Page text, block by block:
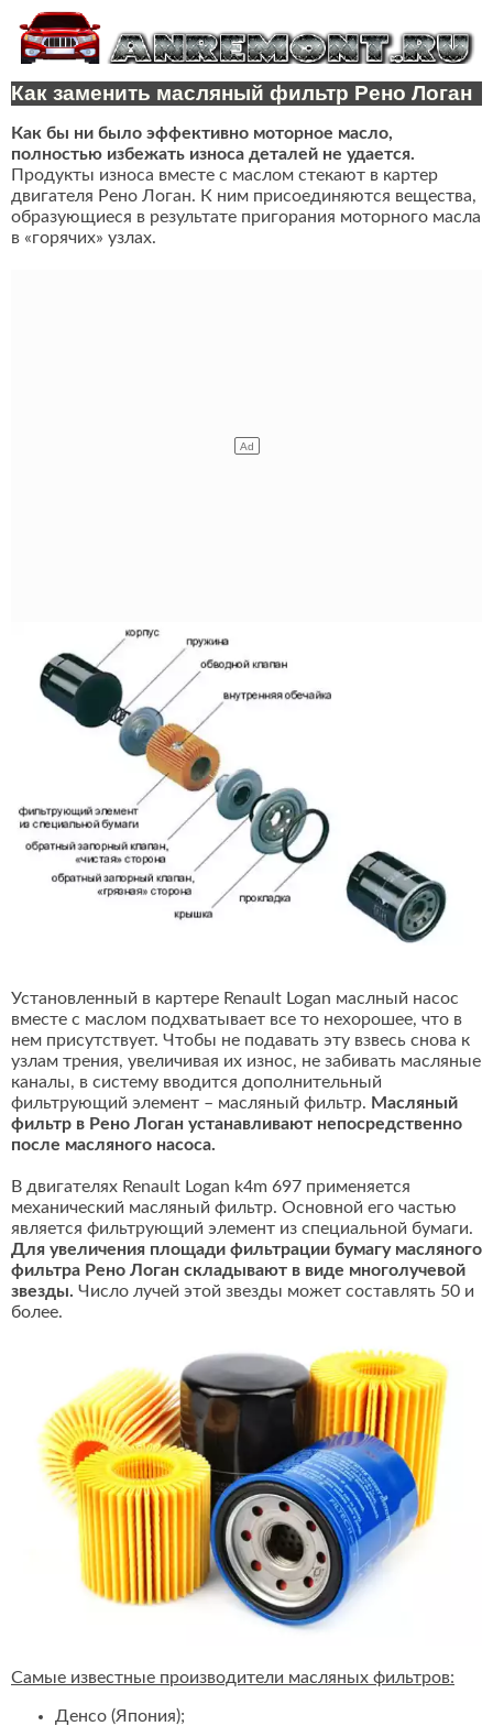
Как заменить масляный фильтр Рено Логан
Как бы ни было эффективно моторное масло,
полностью избежать износа деталей не удается.
Продукты износа вместе с маслом стекают в картер
двигателя Рено Логан. К ним присоединяются вещества,
образующиеся в результате пригорания моторного масла
в «горячих» узлах.
Установленный в картере Renault Logan маслный насос
вместе с маслом подхватывает все то нехорошее, что в
нем присутствует. Чтобы не подавать эту взвесь снова к
узлам трения, увеличивая их износ, не забивать масляные
каналы, в систему вводится дополнительный
фильтрующий элемент – масляный фильтр. Масляный
фильтр в Рено Логан устанавливают непосредственно
после масляного насоса.
В двигателях Renault Logan k4m 697 применяется
механический масляный фильтр. Основной его частью
является фильтрующий элемент из специальной бумаги.
Для увеличения площади фильтрации бумагу масляного
фильтра Рено Логан складывают в виде многолучевой
звезды. Число лучей этой звезды может составлять 50 и
более.
Самые известные производители масляных фильтров:
Денсо (Япония);